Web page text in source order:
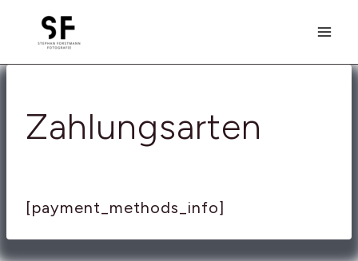
Inhalt
springen
Zahlungsarten
[payment_methods_info]